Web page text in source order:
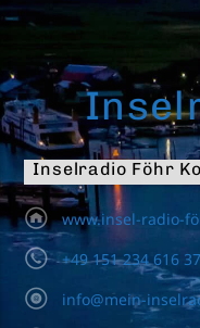
Inselradio Föhr
www.insel-radio-
+49 151 234 616 37
info@mein-